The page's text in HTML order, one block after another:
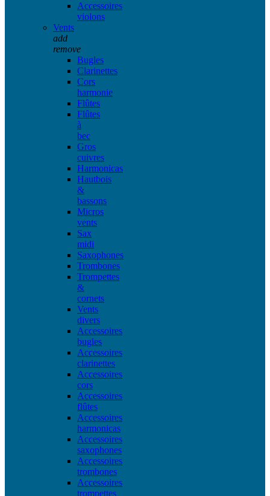
Accessoires
violons
Vents
add
remove
Bugles
Clarinettes
Cors
harmonie
Flûtes
Flûtes
à
bec
Gros
cuivres
Harmonicas
Hautbois
&
bassons
Micros
vents
Sax
midi
Saxophones
Trombones
Trompettes
&
cornets
Vents
divers
Accessoires
bugles
Accessoires
clarinettes
Accessoires
cors
Accessoires
flûtes
Accessoires
harmonicas
Accessoires
saxophones
Accessoires
trombones
Accessoires
trompettes